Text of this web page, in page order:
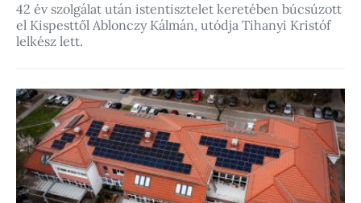
42 év szolgálat után istentisztelet keretében búcsúzott
el Kispesttől Ablonczy Kálmán, utódja Tihanyi Kristóf
lelkész lett.